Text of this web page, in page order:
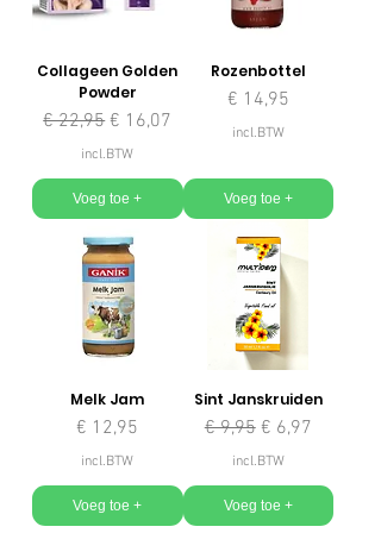
Collageen Golden
Powder
Normale prijs
€ 22,95 Verkoopprijs
€ 16,07
incl.BTW
Voeg toe +
Rozenbottel
Prijs
€ 14,95
incl.BTW
Voeg toe +
Melk Jam
Prijs
€ 12,95
incl.BTW
Voeg toe +
Sint Janskruiden
Normale prijs
€ 9,95 Verkoopprijs
€ 6,97
incl.BTW
Voeg toe +